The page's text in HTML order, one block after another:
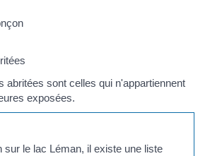
abritées sont celles qui n'appartiennent
exposées.
sur le lac Léman, il existe une liste